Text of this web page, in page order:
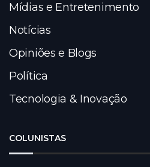
Mídias e Entretenimento
Notícias
Opiniões e Blogs
Política
Tecnologia & Inovação
COLUNISTAS